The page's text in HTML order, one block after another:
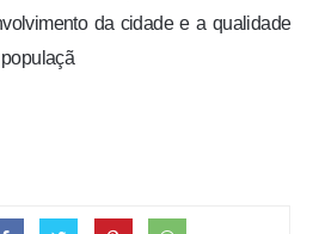
da cidade e a qualidade